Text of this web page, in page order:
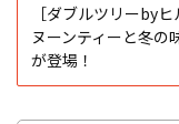
［ダブルツリーby
ヌーンティーと冬の
が登場！